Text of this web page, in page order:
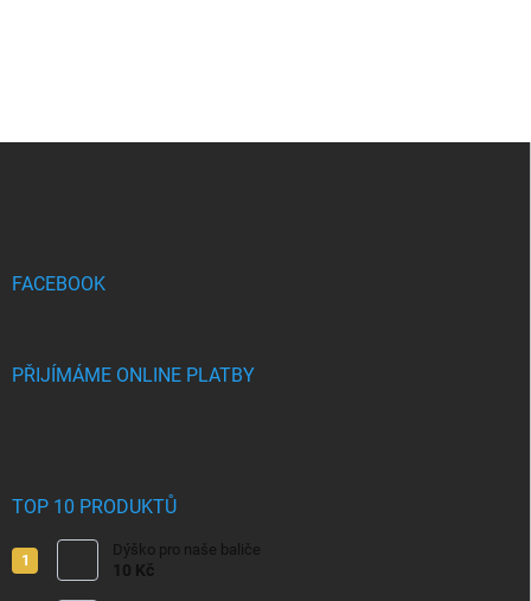
FACEBOOK
PŘIJÍMÁME ONLINE PLATBY
TOP 10 PRODUKTŮ
Dýško pro naše baliče
10 Kč